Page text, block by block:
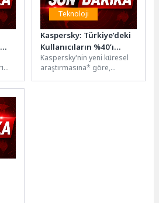
Teknoloji
Kaspersky: Türkiye’deki
Kullanıcıların %40’ı
Çevrim İçi Dolandırıcılık
Mağduru
Kaspersky'nin yeni küresel
araştırmasına* göre,